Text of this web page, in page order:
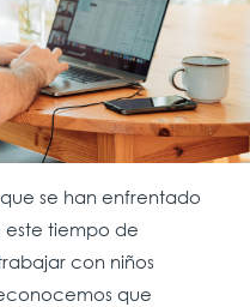
se han enfrentado
este tiempo de
con niños
que